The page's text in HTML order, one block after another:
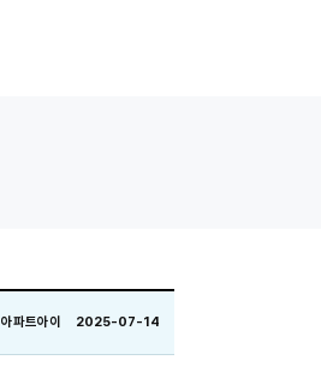
아파트아이 2025-07-14